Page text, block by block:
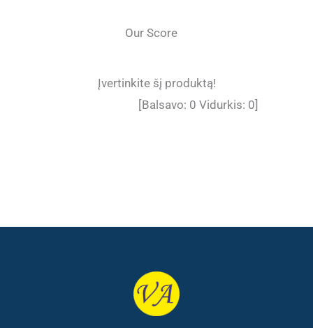
Our Score
Įvertinkite šį produktą!
[Balsavo: 0 Vidurkis: 0]